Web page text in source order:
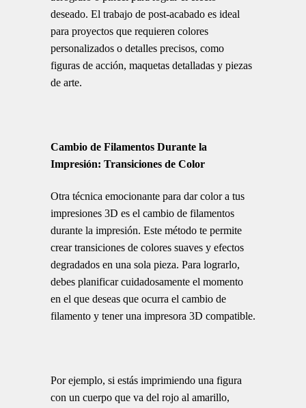
deseado. El trabajo de post-acabado es ideal
para proyectos que requieren colores
personalizados o detalles precisos, como
figuras de acción, maquetas detalladas y piezas
de arte.
Cambio de Filamentos Durante la
Impresión: Transiciones de Color
Otra técnica emocionante para dar color a tus
impresiones 3D es el cambio de filamentos
durante la impresión. Este método te permite
crear transiciones de colores suaves y efectos
degradados en una sola pieza. Para lograrlo,
debes planificar cuidadosamente el momento
en el que deseas que ocurra el cambio de
filamento y tener una impresora 3D compatible.
Por ejemplo, si estás imprimiendo una figura
con un cuerpo que va del rojo al amarillo,